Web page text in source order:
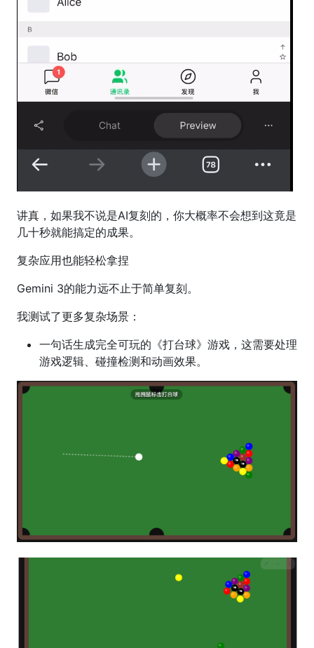
讲真，如果我不说是AI复刻的，你大概率不会想到这竟是
几十秒就能搞定的成果。
复杂应用也能轻松拿捏
Gemini 3的能力远不止于简单复刻。
我测试了更多复杂场景：
一句话生成完全可玩的《打台球》游戏，这需要处理
游戏逻辑、碰撞检测和动画效果。